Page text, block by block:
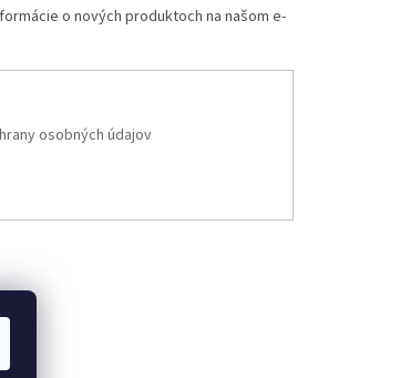
o nových produktoch na našom e-
osobných údajov